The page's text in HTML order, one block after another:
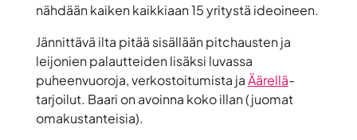
nähdään kaiken kaikkiaan 15 yritystä ideoineen.
Jännittävä ilta pitää sisällään pitchausten ja
leijonien palautteiden lisäksi luvassa
puheenvuoroja, verkostoitumista jaÄärellä-
tarjoilut. Baari on avoinna koko illan (juomat
omakustanteisia).